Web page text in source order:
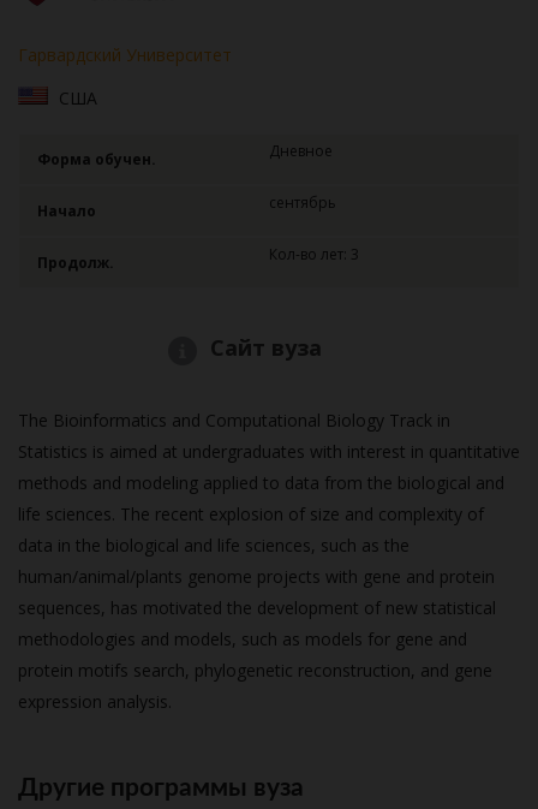
Гарвардский Университет
США
Форма обучен. Дневное
Начало сентябрь
Продолж. Кол-во лет: 3
Сайт вуза
The Bioinformatics and Computational Biology Track in
Statistics is aimed at undergraduates with interest in quantitative
methods and modeling applied to data from the biological and
life sciences. The recent explosion of size and complexity of
data in the biological and life sciences, such as the
human/animal/plants genome projects with gene and protein
sequences, has motivated the development of new statistical
methodologies and models, such as models for gene and
protein motifs search, phylogenetic reconstruction, and gene
expression analysis.
Другие программы вуза